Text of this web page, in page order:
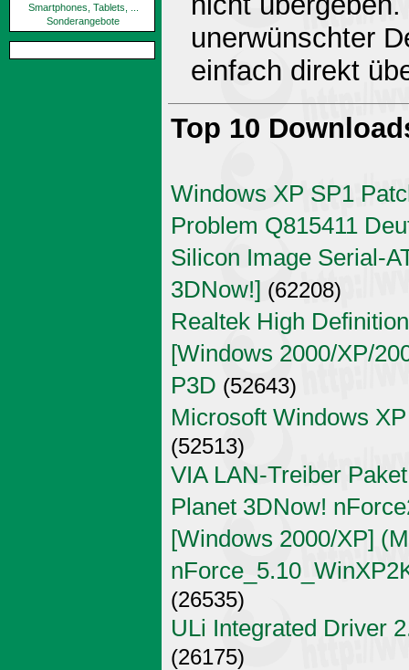
Smartphones, Tablets, ...
Sonderangebote
unerwünschter
einfach direkt
Top 10
Windows XP SP1
Problem Q815411
Silicon Image Serial-
3DNow!] (62208)
Realtek High
[Windows 2000/XP/
P3D (52643)
Microsoft Windows
(52513)
VIA LAN-Treiber
Planet 3DNow!
[Windows 2000/XP]
(26535)
ULi Integrated Driver
(26175)